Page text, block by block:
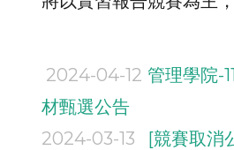
2024-04-12 管理學院-
材甄選公告
2024-03-13
[競賽取消